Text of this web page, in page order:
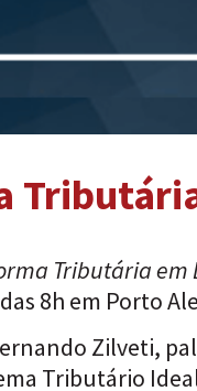
Tributária em
8h em Porto
Zilveti,
Tributário